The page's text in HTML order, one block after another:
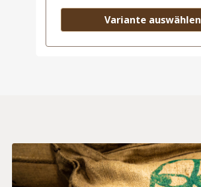
Variante auswählen